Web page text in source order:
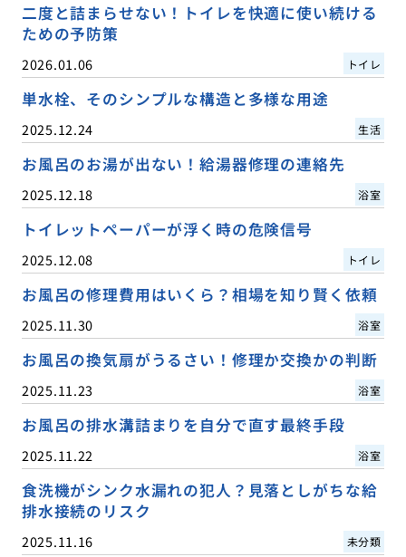
二度と詰まらせない！トイレを快適に使い続ける
ための予防策
2026.01.06 トイレ
単水栓、そのシンプルな構造と多様な用途
2025.12.24 生活
お風呂のお湯が出ない！給湯器修理の連絡先
2025.12.18 浴室
トイレットペーパーが浮く時の危険信号
2025.12.08 トイレ
お風呂の修理費用はいくら？相場を知り賢く依頼
2025.11.30 浴室
お風呂の換気扇がうるさい！修理か交換かの判断
2025.11.23 浴室
お風呂の排水溝詰まりを自分で直す最終手段
2025.11.22 浴室
食洗機がシンク水漏れの犯人？見落としがちな給
排水接続のリスク
2025.11.16 未分類